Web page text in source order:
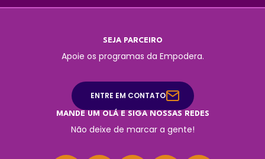
SEJA PARCEIRO
Apoie os programas da Empodera.
ENTRE EM CONTATO
MANDE UM OLÁ E SIGA NOSSAS REDES
Não deixe de marcar a gente!